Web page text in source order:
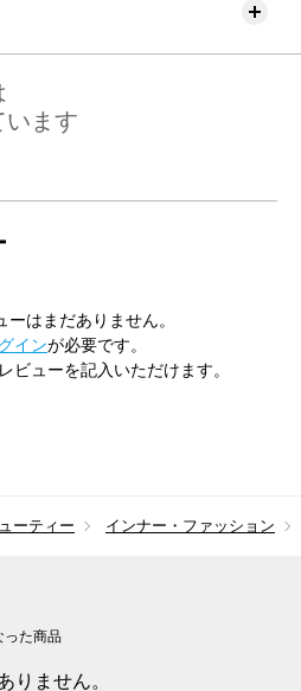
います
はまだありません。
インが必要です。
ビューを記入いただけます。
ーティー インナー・ファッション
った商品
りません。